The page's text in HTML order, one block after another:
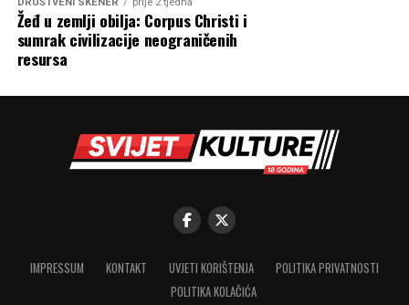
Žeđ u zemlji obilja: Corpus Christi i
sumrak civilizacije neograničenih
resursa
IMPRESSUM KONTAKT UVJETI KORIŠTENJA
POLITIKA PRIVATNOSTI
POLITIKA KOLAČIĆA